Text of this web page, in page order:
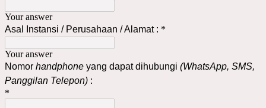
Your answer
Asal Instansi / Perusahaan / Alamat : *
Your answer
Nomor handphone yang dapat dihubungi (WhatsApp, SMS,
Panggilan Telepon) :
*